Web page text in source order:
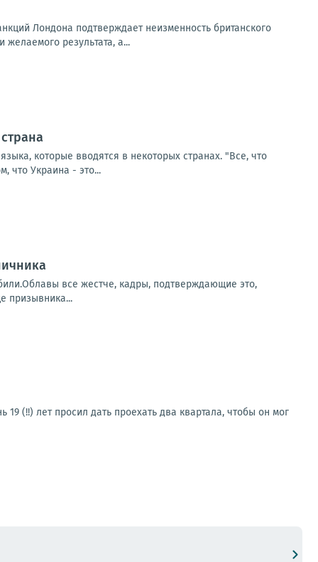
Лондона подтверждает неизменность британского
результата, а...
которые вводятся в некоторых странах. "Все, что
что Украина - это...
все жестче, кадры, подтверждающие это,
призывника...
(!!) лет просил дать проехать два квартала, чтобы он мог